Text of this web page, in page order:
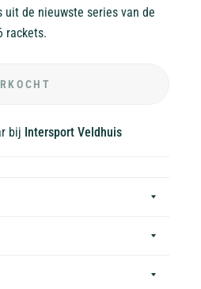
uit de nieuwste series van de
rackets.
bij Intersport Veldhuis